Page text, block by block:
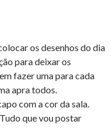
os desenhos do dia
para deixar os
fazer uma para cada
apra todos.
com a cor da sala.
que vou postar